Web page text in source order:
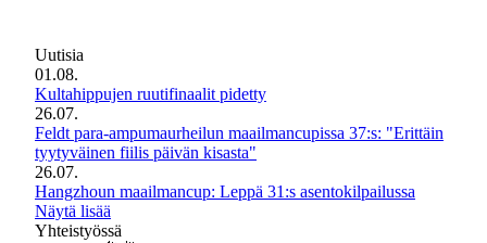
Uutisia
01.08.
Kultahippujen ruutifinaalit pidetty
26.07.
Feldt para-ampumaurheilun maailmancupissa 37:s: "Erittäin
tyytyväinen fiilis päivän kisasta"
26.07.
Hangzhoun maailmancup: Leppä 31:s asentokilpailussa
Näytä lisää
Yhteistyössä